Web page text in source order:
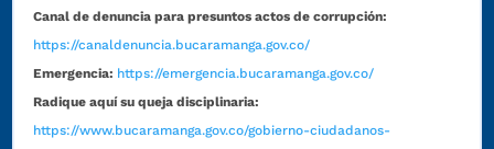
Canal de denuncia para presuntos actos de corrupción:
https://canaldenuncia.bucaramanga.gov.co/
Emergencia: https://emergencia.bucaramanga.gov.co/
Radique aquí su queja disciplinaria:
https://www.bucaramanga.gov.co/gobierno-ciudadanos-